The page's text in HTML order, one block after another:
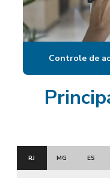
Controle de
RJ MG ES